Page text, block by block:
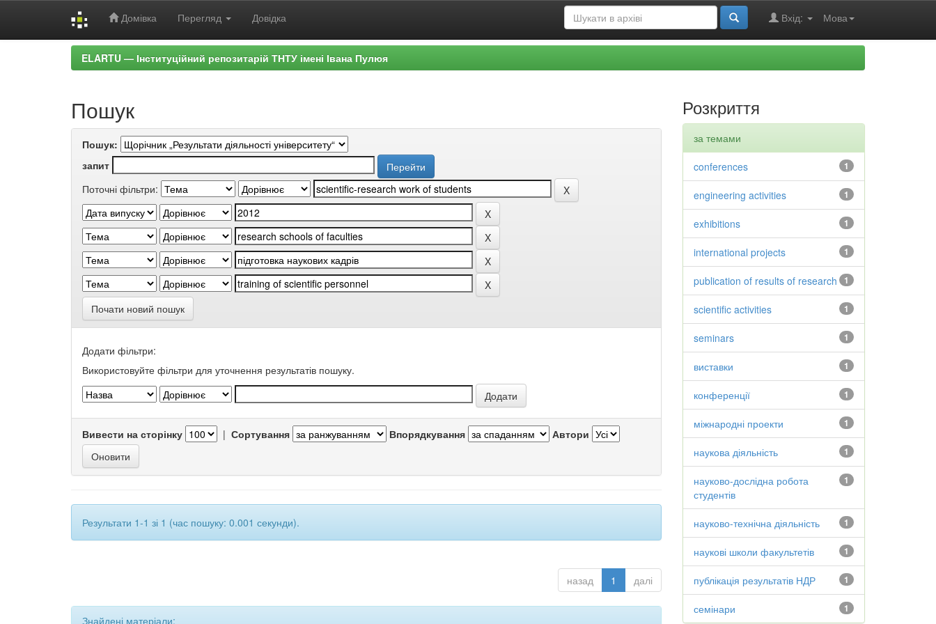
Домівка Перегляд Довідка Мова
Вхід:
ELARTU — Інституційний репозитарій ТНТУ імені Івана Пулюя
Пошук
Пошук:
запит
Поточні фільтри:
Почати новий пошук
Додати фільтри:
Використовуйте фільтри для уточнення результатів пошуку.
Вивести на сторінку | Сортування Впорядкування Автори
Результати 1-1 зі 1 (час пошуку: 0.001 секунди).
назад 1 далі
Знайдені матеріали:
Розкриття
за темами
1
conferences
1
engineering activities
1
exhibitions
1
international projects
1
publication of results of research
1
scientific activities
1
seminars
1
виставки
1
конференції
1
міжнародні проекти
1
наукова діяльність
1
науково-дослідна робота
студентів
1
науково-технічна діяльність
1
наукові школи факультетів
1
публікація результатів НДР
1
семінари